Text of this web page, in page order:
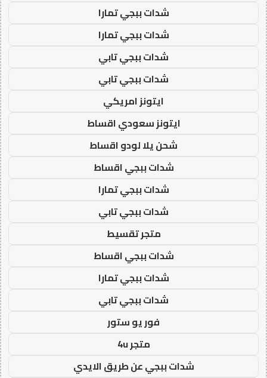
شدات ببجي تمارا
شدات ببجي تمارا
شدات ببجي تابي
شدات ببجي تابي
ايتونز امريكي
ايتونز سعودي اقساط
شحن يلا لودو اقساط
شدات ببجي اقساط
شدات ببجي تمارا
شدات ببجي تابي
متجر تقسيط
شدات ببجي اقساط
شدات ببجي تمارا
شدات ببجي تابي
فور يو ستور
متجر 4u
شدات ببجي عن طريق الايدي